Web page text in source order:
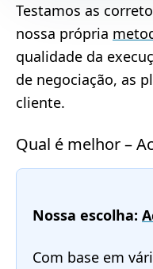
Testamos as
nossa própria
qualidade da
de negociação, as
cliente.
Qual é melhor –
Nossa escolha:
Com base em